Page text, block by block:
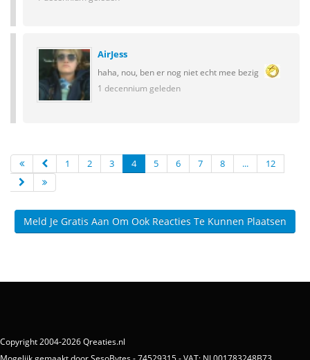
AirJess
haha, nou, ben er nog niet echt mee bezig
1 decennium geleden
1 2 3 4 5 6 7 8 ... 12
Meld Je Gratis Aan Om Ook Reacties Te Kunnen Plaatsen
Copyright 2004-2026 Qreaties.nl